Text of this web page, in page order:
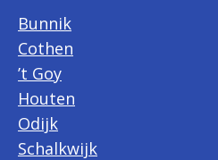
Bunnik
Cothen
’t Goy
Houten
Odijk
Schalkwijk